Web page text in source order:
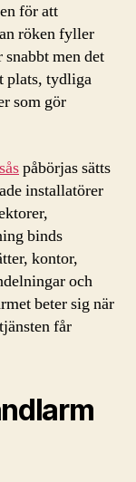
för att
röken fyller
men det
plats, tydliga
som gör
påbörjas sätts
installatörer
binds
kontor,
och
beter sig när
får